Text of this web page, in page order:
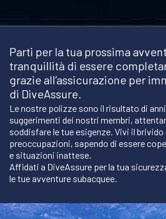
Parti per la tua prossima
tranquillità di essere
grazie all’assicurazione per
di DiveAssure.
Le nostre polizze sono il risultato di
suggerimenti dei nostri membri,
soddisfare le tue esigenze. Vivi il brivido
preoccupazioni, sapendo di essere
e situazioni inattese.
Affidati a DiveAssure per la tua
le tue avventure subacquee.